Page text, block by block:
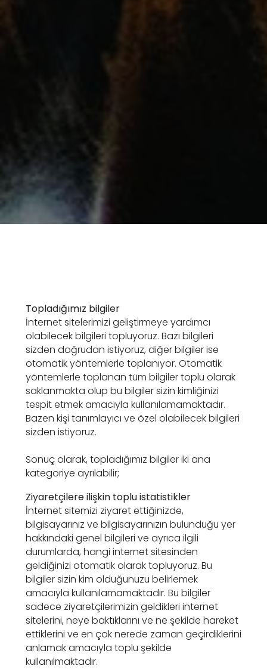
Topladığımız bilgiler
İnternet sitelerimizi geliştirmeye yardımcı
olabilecek bilgileri topluyoruz. Bazı bilgileri
sizden doğrudan istiyoruz, diğer bilgiler ise
otomatik yöntemlerle toplanıyor. Otomatik
yöntemlerle toplanan tüm bilgiler toplu olarak
saklanmakta olup bu bilgiler sizin kimliğinizi
tespit etmek amacıyla kullanılamamaktadır.
Bazen kişi tanımlayıcı ve özel olabilecek bilgileri
sizden istiyoruz.
Sonuç olarak, topladığımız bilgiler iki ana
kategoriye ayrılabilir;
Ziyaretçilere ilişkin toplu istatistikler
İnternet sitemizi ziyaret ettiğinizde,
bilgisayarınız ve bilgisayarınızın bulunduğu yer
hakkındaki genel bilgileri ve ayrıca ilgili
durumlarda, hangi internet sitesinden
geldiğinizi otomatik olarak topluyoruz. Bu
bilgiler sizin kim olduğunuzu belirlemek
amacıyla kullanılamamaktadır. Bu bilgiler
sadece ziyaretçilerimizin geldikleri internet
sitelerini, neye baktıklarını ve ne şekilde hareket
ettiklerini ve en çok nerede zaman geçirdiklerini
anlamak amacıyla toplu şekilde
kullanılmaktadır.